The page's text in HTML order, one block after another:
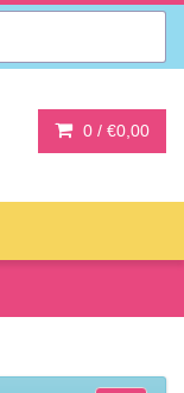
0 / €0,00